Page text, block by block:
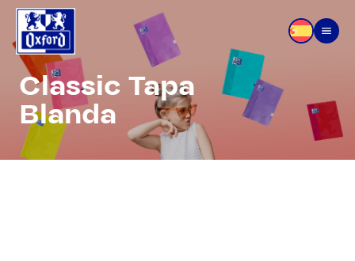
Ir al contenido
Classic Tapa
Blanda